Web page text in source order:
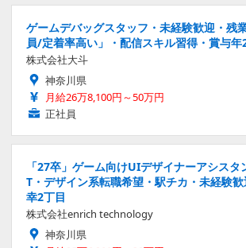
ゲームデバッグスタッフ・未経験歓迎・残
員/定着率高い」・配信スキル習得・賞与年
株式会社大斗
神奈川県
月給26万8,100円～50万円
正社員
「27卒」ゲーム向けUIデザイナーアシス
T・デザイン系転職希望・駅チカ・未経験
幸2丁目
株式会社enrich technology
神奈川県